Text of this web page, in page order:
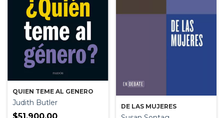
QUIEN TEME AL GENERO
Judith Butler DE LAS MUJERES